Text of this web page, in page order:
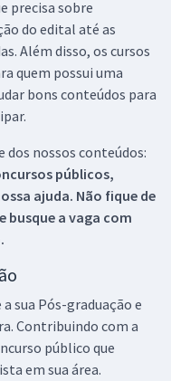
precisa sobre
do edital até as
Além disso, os cursos
quem possui uma
bons conteúdos para
dos nossos conteúdos:
públicos,
ajuda. Não fique de
busque a vaga com
sua Pós-graduação e
Contribuindo com a
público que
em sua área.